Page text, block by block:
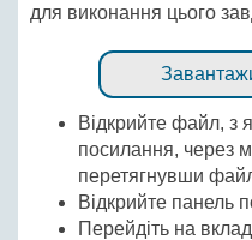
для виконання цього
Відкрийте файл, з
посилання, через
перетягнувши
Відкрийте панель
Перейдіть на